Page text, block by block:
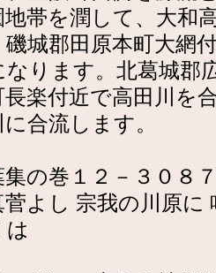
地帯を潤して、大和
磯城郡田原本町大網
なります。北葛城郡
長楽付近で高田川を
合流します。
集の巻１２－３０８
よし 宗我の川原に
は